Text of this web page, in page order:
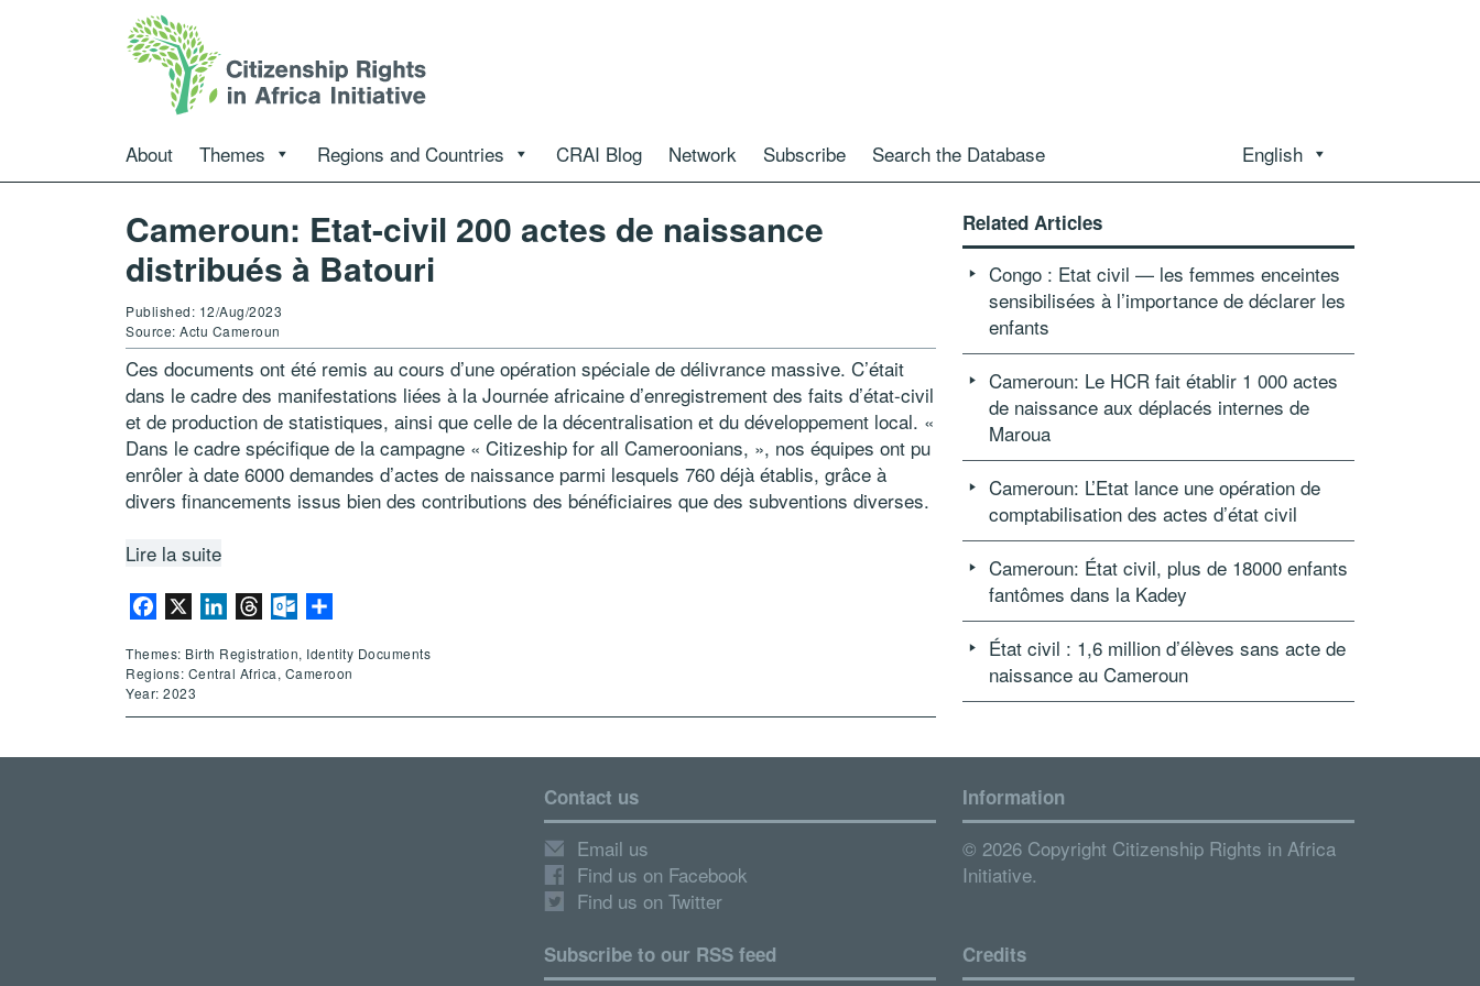
About Themes Regions and Countries CRAI Blog Network Subscribe Search the Database English
Cameroun: Etat-civil 200 actes de naissance
distribués à Batouri
Published: 12/Aug/2023
Source: Actu Cameroun
Ces documents ont été remis au cours d’une opération spéciale de délivrance massive. C’était
dans le cadre des manifestations liées à la Journée africaine d’enregistrement des faits d’état-civil
et de production de statistiques, ainsi que celle de la décentralisation et du développement local. «
Dans le cadre spécifique de la campagne « Citizeship for all Cameroonians, », nos équipes ont pu
enrôler à date 6000 demandes d’actes de naissance parmi lesquels 760 déjà établis, grâce à
divers financements issus bien des contributions des bénéficiaires que des subventions diverses.
Lire la suite
Facebook LinkedInThreadsOutlook.com
Themes: Birth Registration, Identity Documents
Regions: Central Africa, Cameroon
Year: 2023
Related Articles
Congo : Etat civil — les femmes enceintes
sensibilisées à l’importance de déclarer les
enfants
Cameroun: Le HCR fait établir 1 000 actes
de naissance aux déplacés internes de
Maroua
Cameroun: L’Etat lance une opération de
comptabilisation des actes d’état civil
Cameroun: État civil, plus de 18000 enfants
fantômes dans la Kadey
État civil : 1,6 million d’élèves sans acte de
naissance au Cameroun
Contact us
Email us
Find us on Facebook
Find us on Twitter
Subscribe to our RSS feed
Information
© 2026 Copyright Citizenship Rights in Africa
Initiative.
Credits